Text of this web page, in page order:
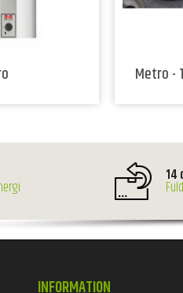
Metro -
14
INFORMATION